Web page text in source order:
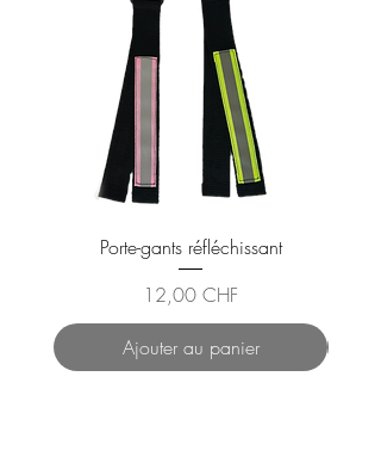
Porte-gants réfléchissant
Prix
12,00 CHF
Ajouter au panier